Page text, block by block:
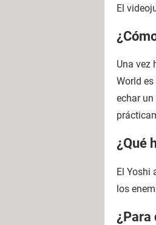
El
Una vez
World
echar
¿Qué
El Yoshi
los
¿Para